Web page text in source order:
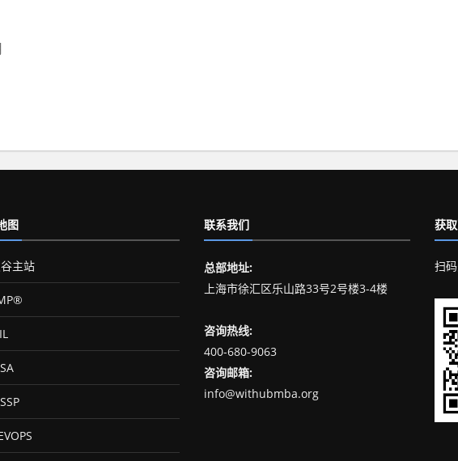
图
主站
联系我们
总部地址:
上海市徐汇区乐山路33号2号楼3-4楼
咨询热线:
400-680-9063
咨询邮箱:
info@withubmba.org
获
扫